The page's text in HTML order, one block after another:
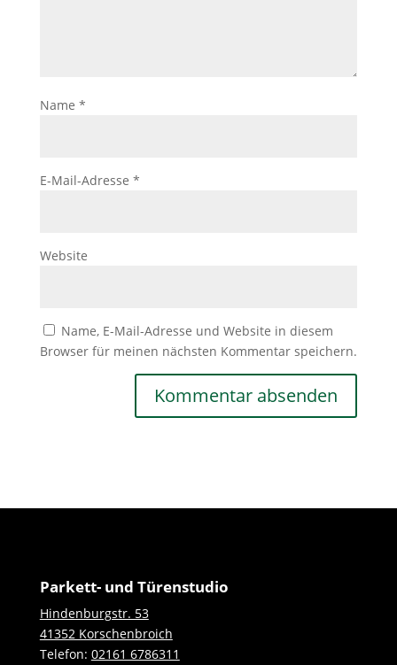
Name *
E-Mail-Adresse *
Website
Name, E-Mail-Adresse und Website in diesem
Browser für meinen nächsten Kommentar speichern.
Parkett- und Türenstudio
Hindenburgstr. 53
41352 Korschenbroich
Telefon: 02161 6786311